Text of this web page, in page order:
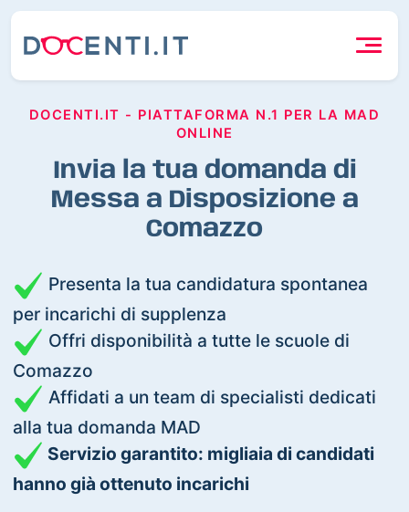
DOCENTI.IT - PIATTAFORMA N.1 PER LA MAD
ONLINE
Invia la tua domanda di
Messa a Disposizione a
Comazzo
Presenta la tua candidatura spontanea
per incarichi di supplenza
Offri disponibilità a tutte le scuole di
Comazzo
Affidati a un team di specialisti dedicati
alla tua domanda MAD
Servizio garantito: migliaia di candidati
hanno già ottenuto incarichi